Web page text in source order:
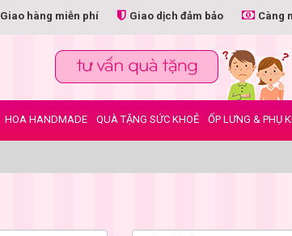
Giao hàng miễn phí Giao dịch đảm bảo Càng
HOA HANDMADE QUÀ TẶNG SỨC KHOẺ ỐP LƯNG & PHỤ